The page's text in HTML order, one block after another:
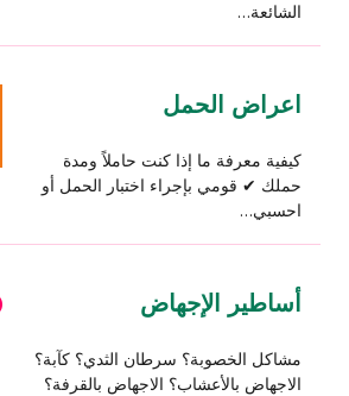
الشائعة…
اعراض الحمل
كيفية معرفة ما إذا كنت حاملاً ومدة
حملك ✔ قومي بإجراء اختبار الحمل أو
احسبي…
أساطير الإجهاض
مشاكل الخصوبة؟ سرطان الثدي؟ كآبة؟
الاجهاض بالأعشاب؟ الاجهاض بالقرفة؟